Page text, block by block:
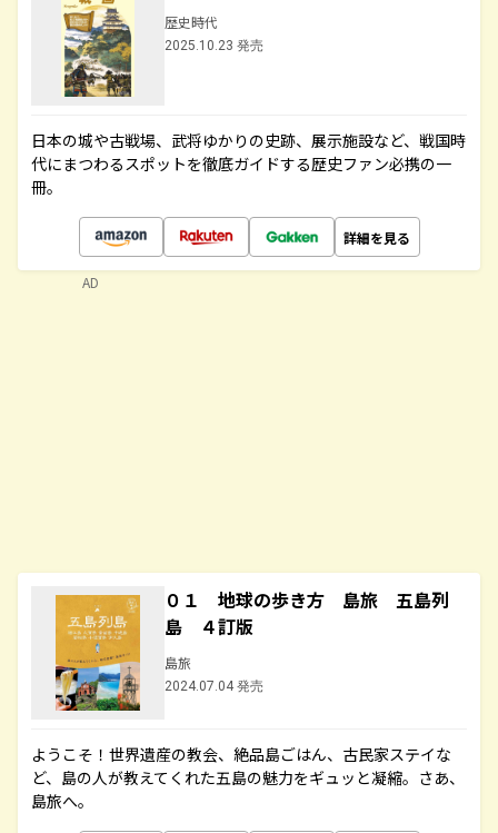
歴史時代
2025.10.23 発売
日本の城や古戦場、武将ゆかりの史跡、展示施設など、戦国時
代にまつわるスポットを徹底ガイドする歴史ファン必携の一
冊。
詳細を見る
０１ 地球の歩き方 島旅 五島列
島 ４訂版
島旅
2024.07.04 発売
ようこそ！世界遺産の教会、絶品島ごはん、古民家ステイな
ど、島の人が教えてくれた五島の魅力をギュッと凝縮。さあ、
島旅へ。
AD